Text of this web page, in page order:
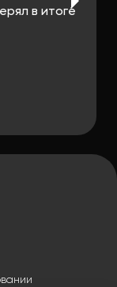
в итоге